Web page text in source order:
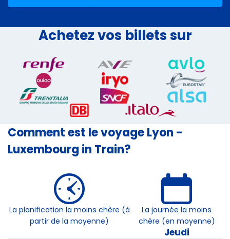
Achetez vos billets sur
Comment est le voyage Lyon -
Luxembourg in Train?
La planification la moins chère (à
partir de la moyenne)
La journée la moins
chère (en moyenne)
Jeudi